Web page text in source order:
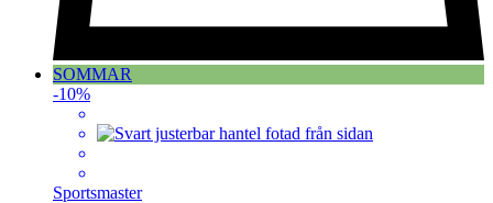
SOMMAR
-10%
Sportsmaster